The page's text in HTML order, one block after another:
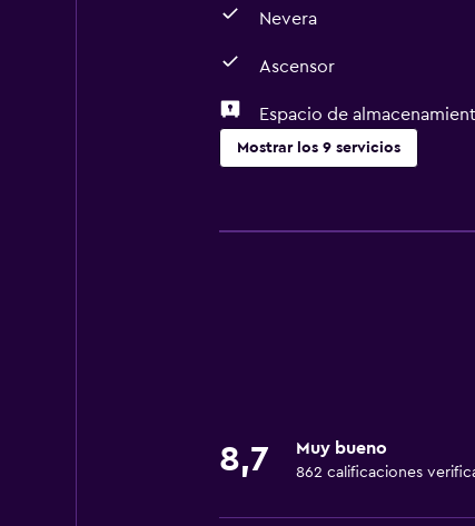
Nevera
Ascensor
Espacio de
Mostrar los 9 servicios
Ascensor
Nevera
8,7 Muy bueno
862 calificaciones